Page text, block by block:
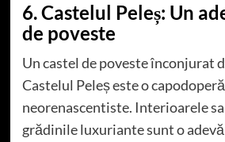
6. Castelul Peleș: Un
de poveste
Un castel de poveste înconjurat
Castelul Peleș este o
neorenascentiste. Interioarele
grădinile luxuriante sunt o